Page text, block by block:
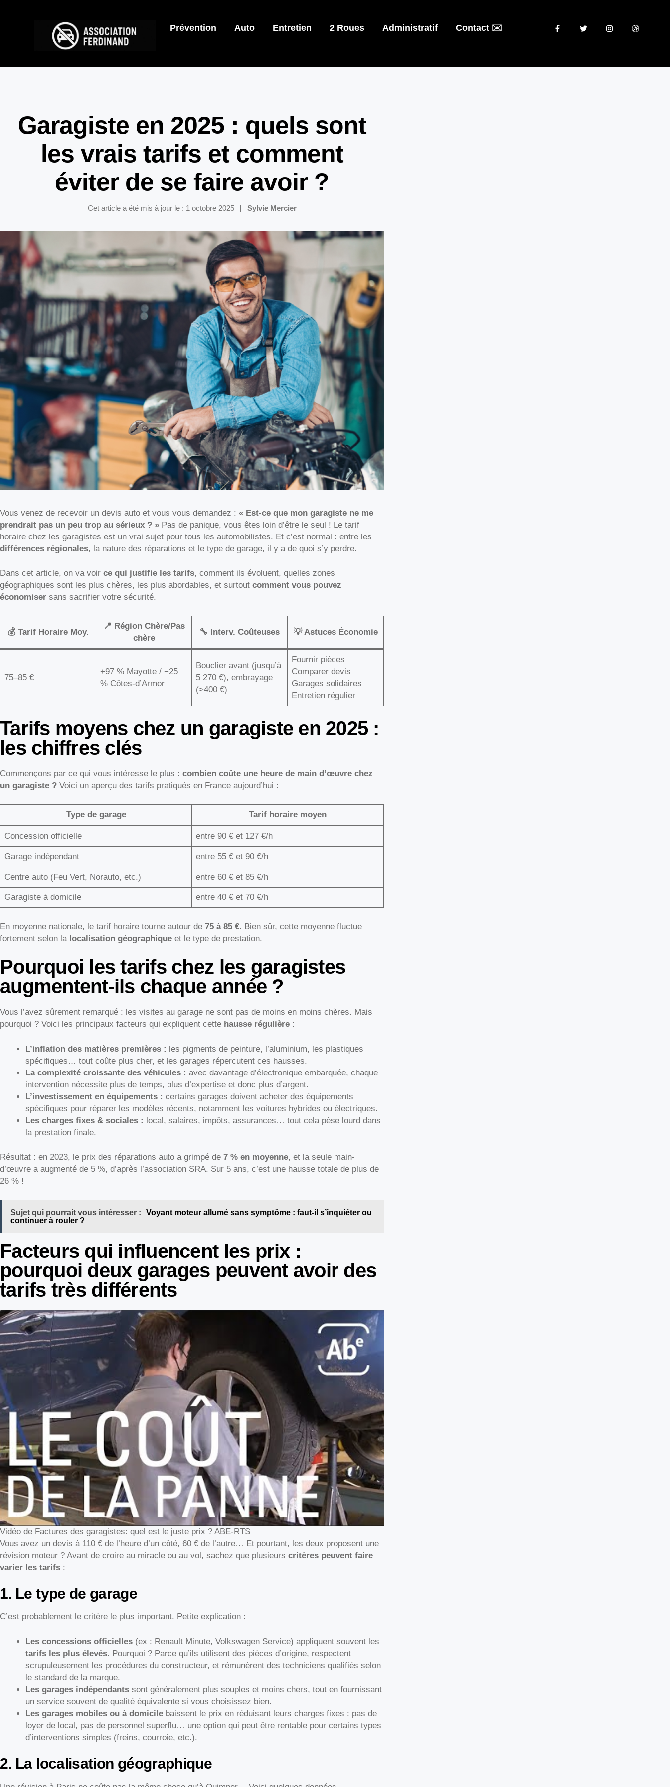
Prévention Auto Entretien 2 Roues Administratif Contact ✉️
Garagiste en 2025 : quels sont
les vrais tarifs et comment
éviter de se faire avoir ?
Cet article a été mis à jour le : 1 octobre 2025 Sylvie Mercier
Vous venez de recevoir un devis auto et vous vous demandez : « Est-ce que mon garagiste ne me
prendrait pas un peu trop au sérieux ? » Pas de panique, vous êtes loin d’être le seul ! Le tarif
horaire chez les garagistes est un vrai sujet pour tous les automobilistes. Et c’est normal : entre les
différences régionales, la nature des réparations et le type de garage, il y a de quoi s’y perdre.
Dans cet article, on va voir ce qui justifie les tarifs, comment ils évoluent, quelles zones
géographiques sont les plus chères, les plus abordables, et surtout comment vous pouvez
économiser sans sacrifier votre sécurité.
💰 Tarif Horaire Moy.
📍 Région Chère/Pas
chère
🔧 Interv. Coûteuses 💡 Astuces Économie
75–85 €
+97 % Mayotte / −25
% Côtes-d’Armor
Bouclier avant (jusqu’à
5 270 €), embrayage
(>400 €)
Fournir pièces
Comparer devis
Garages solidaires
Entretien régulier
Tarifs moyens chez un garagiste en 2025 :
les chiffres clés
Commençons par ce qui vous intéresse le plus : combien coûte une heure de main d’œuvre chez
un garagiste ? Voici un aperçu des tarifs pratiqués en France aujourd’hui :
Type de garage Tarif horaire moyen
Concession officielle entre 90 € et 127 €/h
Garage indépendant entre 55 € et 90 €/h
Centre auto (Feu Vert, Norauto, etc.) entre 60 € et 85 €/h
Garagiste à domicile entre 40 € et 70 €/h
En moyenne nationale, le tarif horaire tourne autour de 75 à 85 €. Bien sûr, cette moyenne fluctue
fortement selon la localisation géographique et le type de prestation.
Pourquoi les tarifs chez les garagistes
augmentent-ils chaque année ?
Vous l’avez sûrement remarqué : les visites au garage ne sont pas de moins en moins chères. Mais
pourquoi ? Voici les principaux facteurs qui expliquent cette hausse régulière :
L’inflation des matières premières : les pigments de peinture, l’aluminium, les plastiques
spécifiques… tout coûte plus cher, et les garages répercutent ces hausses.
La complexité croissante des véhicules : avec davantage d’électronique embarquée, chaque
intervention nécessite plus de temps, plus d’expertise et donc plus d’argent.
L’investissement en équipements : certains garages doivent acheter des équipements
spécifiques pour réparer les modèles récents, notamment les voitures hybrides ou électriques.
Les charges fixes & sociales : local, salaires, impôts, assurances… tout cela pèse lourd dans
la prestation finale.
Résultat : en 2023, le prix des réparations auto a grimpé de 7 % en moyenne, et la seule main-
d’œuvre a augmenté de 5 %, d’après l’association SRA. Sur 5 ans, c’est une hausse totale de plus de
26 % !
Sujet qui pourrait vous intéresser :
Voyant moteur allumé sans symptôme : faut-il s’inquiéter ou
continuer à rouler ?
Facteurs qui influencent les prix :
pourquoi deux garages peuvent avoir des
tarifs très différents
Vidéo de Factures des garagistes: quel est le juste prix ? ABE-RTS
Vous avez un devis à 110 € de l’heure d’un côté, 60 € de l’autre… Et pourtant, les deux proposent une
révision moteur ? Avant de croire au miracle ou au vol, sachez que plusieurs critères peuvent faire
varier les tarifs :
1. Le type de garage
C’est probablement le critère le plus important. Petite explication :
Les concessions officielles(ex : Renault Minute, Volkswagen Service) appliquent souvent les
tarifs les plus élevés. Pourquoi ? Parce qu’ils utilisent des pièces d’origine, respectent
scrupuleusement les procédures du constructeur, et rémunèrent des techniciens qualifiés selon
le standard de la marque.
Les garages indépendantssont généralement plus souples et moins chers, tout en fournissant
un service souvent de qualité équivalente si vous choisissez bien.
Les garages mobiles ou à domicilebaissent le prix en réduisant leurs charges fixes : pas de
loyer de local, pas de personnel superflu… une option qui peut être rentable pour certains types
d’interventions simples (freins, courroie, etc.).
2. La localisation géographique